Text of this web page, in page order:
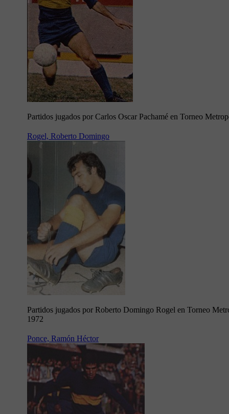
Partidos jugados por Carlos Oscar Pachamé en Torneo
Rogel, Roberto Domingo
Partidos jugados por Roberto Domingo Rogel en Torneo
1972
Ponce, Ramón Héctor